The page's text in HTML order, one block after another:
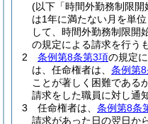
(以下「時間外勤務制限開
は1年に満たない月を単
して、時間外勤務制限開
の規定による請求を行う
2
条例第8条第3項の規定
は、任命権者は、 条例第
ことが著しく困難である
請求をした職員に対し通
3
任命権者は、 条例第8条
請求があった日の翌日か